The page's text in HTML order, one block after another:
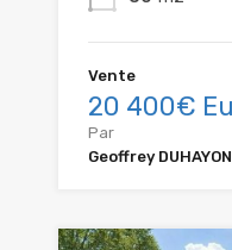
Vente
20 400€
Par
Geoffrey DUHAYON